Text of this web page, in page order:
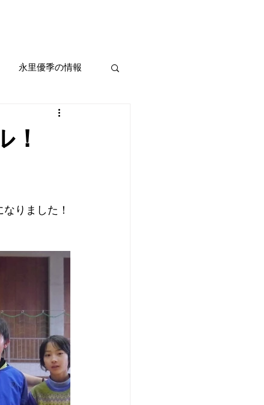
永里優季の情報
！
りました！